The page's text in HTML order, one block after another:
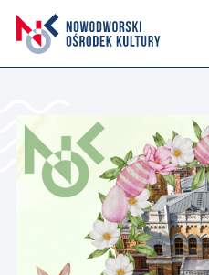
Kasyno Oficerskie
Kino
Zajęcia stałe